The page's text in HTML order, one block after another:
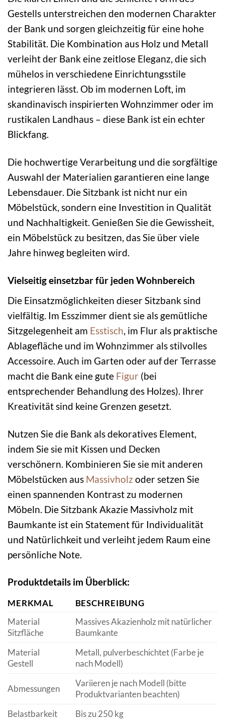
Gestells unterstreichen den modernen Charakter
der Bank und sorgen gleichzeitig für eine hohe
Stabilität. Die Kombination aus Holz und Metall
verleiht der Bank eine zeitlose Eleganz, die sich
mühelos in verschiedene Einrichtungsstile
integrieren lässt. Ob im modernen Loft, im
skandinavisch inspirierten Wohnzimmer oder im
rustikalen Landhaus – diese Bank ist ein echter
Blickfang.
Die hochwertige Verarbeitung und die sorgfältige
Auswahl der Materialien garantieren eine lange
Lebensdauer. Die Sitzbank ist nicht nur ein
Möbelstück, sondern eine Investition in Qualität
und Nachhaltigkeit. Genießen Sie die Gewissheit,
ein Möbelstück zu besitzen, das Sie über viele
Jahre hinweg begleiten wird.
Vielseitig einsetzbar für jeden Wohnbereich
Die Einsatzmöglichkeiten dieser Sitzbank sind
vielfältig. Im Esszimmer dient sie als gemütliche
Sitzgelegenheit am Esstisch , im Flur als praktische
Ablagefläche und im Wohnzimmer als stilvolles
Accessoire. Auch im Garten oder auf der Terrasse
macht die Bank eine gute Figur (bei
entsprechender Behandlung des Holzes). Ihrer
Kreativität sind keine Grenzen gesetzt.
Nutzen Sie die Bank als dekoratives Element,
indem Sie sie mit Kissen und Decken
verschönern. Kombinieren Sie sie mit anderen
Möbelstücken aus Massivholz oder setzen Sie
einen spannenden Kontrast zu modernen
Möbeln. Die Sitzbank Akazie Massivholz mit
Baumkante ist ein Statement für Individualität
und Natürlichkeit und verleiht jedem Raum eine
persönliche Note.
Produktdetails im Überblick:
MERKMAL
BESCHREIBUNG
Material
Sitzfläche
Massives Akazienholz mit natürlicher
Baumkante
Material
Gestell
Metall, pulverbeschichtet (Farbe je
nach Modell)
Abmessungen
Variieren je nach Modell (bitte
Produktvarianten beachten)
Belastbarkeit
Bis zu 250 kg